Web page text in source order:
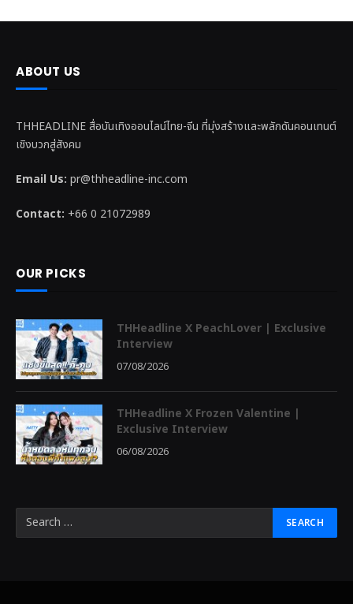
ABOUT US
THHEADLINE สื่อบันเทิงออนไลน์ไทย-จีน ที่มุ่งสร้างและพลักดันคอนเทนต์
เชิงบวกสู่สังคม
Email Us: pr@thheadline-inc.com
Contact: +66 0 21072989
OUR PICKS
THHeadline X PeachLover | Exclusive
Interview
07/08/2026
THHeadline X Frozen Valentine |
Exclusive Interview
06/08/2026